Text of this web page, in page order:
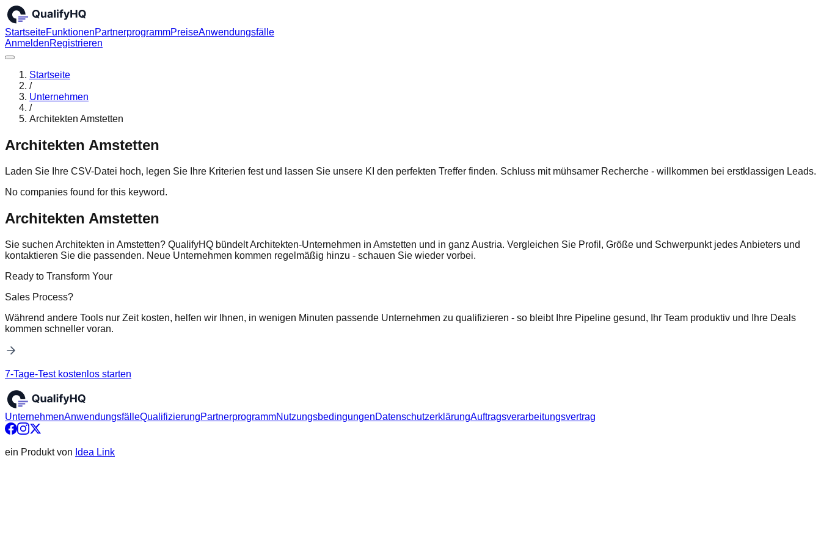
StartseiteFunktionenPartnerprogrammPreiseAnwendungsfälle
AnmeldenRegistrieren
Startseite
/
Unternehmen
/
Architekten Amstetten
Architekten Amstetten
Laden Sie Ihre CSV-Datei hoch, legen Sie Ihre Kriterien fest und lassen Sie unsere KI den perfekten Treffer finden. Schluss mit mühsamer Recherche - willkommen bei erstklassigen Leads.
No companies found for this keyword.
Architekten Amstetten
Sie suchen Architekten in Amstetten? QualifyHQ bündelt Architekten-Unternehmen in Amstetten und in ganz Austria. Vergleichen Sie Profil, Größe und Schwerpunkt jedes Anbieters und
kontaktieren Sie die passenden. Neue Unternehmen kommen regelmäßig hinzu - schauen Sie wieder vorbei.
Ready to Transform Your
Sales Process?
Während andere Tools nur Zeit kosten, helfen wir Ihnen, in wenigen Minuten passende Unternehmen zu qualifizieren - so bleibt Ihre Pipeline gesund, Ihr Team produktiv und Ihre Deals
kommen schneller voran.
7-Tage-Test kostenlos starten
UnternehmenAnwendungsfälleQualifizierungPartnerprogrammNutzungsbedingungenDatenschutzerklärungAuftragsverarbeitungsvertrag
ein Produkt von Idea Link